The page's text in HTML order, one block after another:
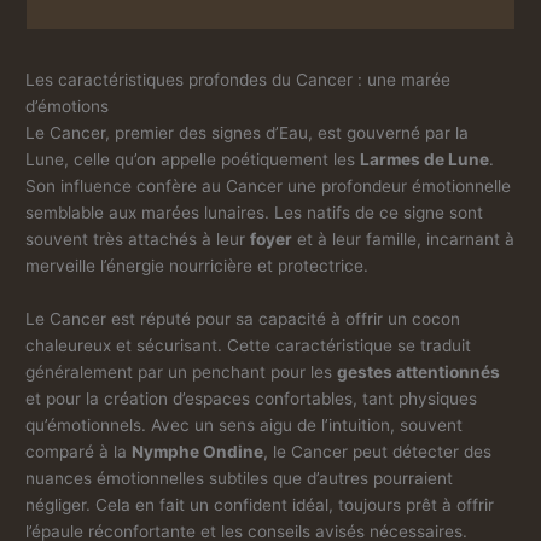
Les caractéristiques profondes du Cancer : une marée
d’émotions
Le Cancer, premier des signes d’Eau, est gouverné par la
Lune, celle qu’on appelle poétiquement les Larmes de Lune.
Son influence confère au Cancer une profondeur émotionnelle
semblable aux marées lunaires. Les natifs de ce signe sont
souvent très attachés à leurfoyer et à leur famille, incarnant à
merveille l’énergie nourricière et protectrice.
Le Cancer est réputé pour sa capacité à offrir un cocon
chaleureux et sécurisant. Cette caractéristique se traduit
généralement par un penchant pour lesgestes attentionnés
et pour la création d’espaces confortables, tant physiques
qu’émotionnels. Avec un sens aigu de l’intuition, souvent
comparé à la Nymphe Ondine , le Cancer peut détecter des
nuances émotionnelles subtiles que d’autres pourraient
négliger. Cela en fait un confident idéal, toujours prêt à offrir
l’épaule réconfortante et les conseils avisés nécessaires.